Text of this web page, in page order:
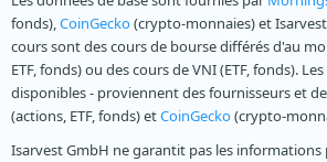
fonds),CoinGecko(crypto-monnaies) et
cours sont des cours de bourse différés d'au
ETF, fonds) ou des cours de VNI (ETF, fonds).
disponibles - proviennent des fournisseurs et de
(actions, ETF, fonds) etCoinGecko(crypto-
Isarvest GmbH ne garantit pas les